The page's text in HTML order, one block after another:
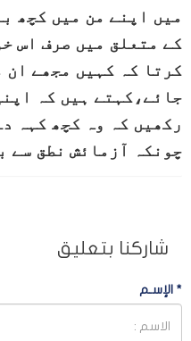
میں اپنے من میں کچھ
کے متعلق میں صرف اس
کرتا کہ کہیں مجھے ان
جائے،کہتے ہیں کہ
رکھیں کہ وہ کچھ کہہ
چونکہ آزمائش نطق سے
شاركنا بتعليق
* الإسـم